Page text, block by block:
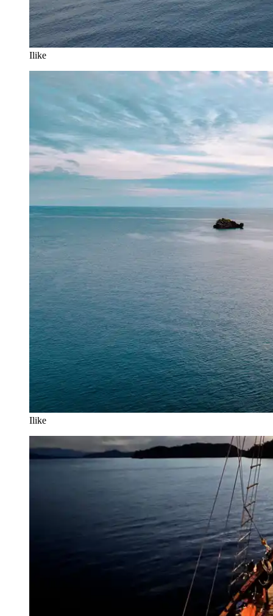
Ilike
Ilike